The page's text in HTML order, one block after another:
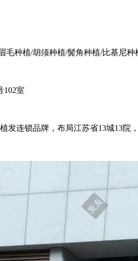
毛种植/胡须种植/鬓角种植/比基尼种
102室
发连锁品牌，布局江苏省13城13院